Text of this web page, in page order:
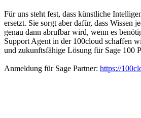
Für uns steht fest, dass künstliche
ersetzt. Sie sorgt aber dafür, dass Wissen
genau dann abrufbar wird, wenn es
Support Agent in der 100cloud schaffen
und zukunftsfähige Lösung für Sage 100
Anmeldung für Sage Partner: https://